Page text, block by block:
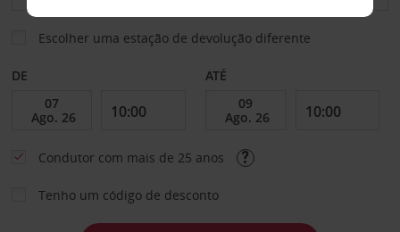
Escolher uma estação de devolução diferente
DE ATÉ
Condutor com mais de 25 anos
Tenho um código de desconto